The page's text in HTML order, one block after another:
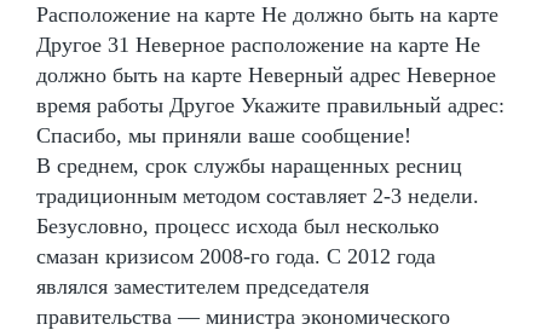
Расположение на карте Не должно быть на карте
Другое 31 Неверное расположение на карте Не
должно быть на карте Неверный адрес Неверное
время работы Другое Укажите правильный адрес:
Спасибо, мы приняли ваше сообщение!
В среднем, срок службы наращенных ресниц
традиционным методом составляет 2-3 недели.
Безусловно, процесс исхода был несколько
смазан кризисом 2008-го года. С 2012 года
являлся заместителем председателя
правительства — министра экономического